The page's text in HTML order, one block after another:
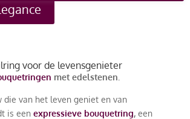
voor de levensgenieter
met edelstenen.
die van het leven geniet en van
is eenexpressieve bouquetring,een